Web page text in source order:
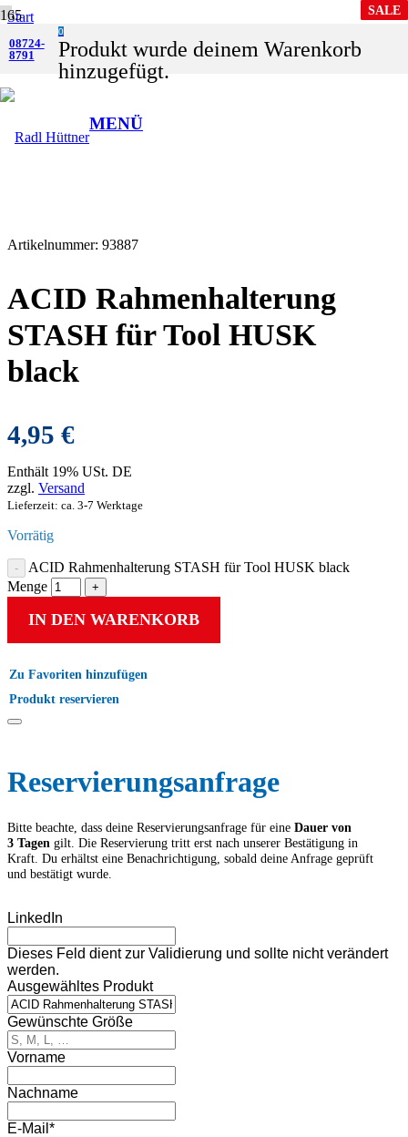
08724-
8791
0
Produktwurde deinem Warenkorb
hinzugefügt.
MENÜ
Start
Shop
Zubehör
Handyhalter
ACID Rahmenhalterung STASH für Tool HUSK black
Artikelnummer: 93887
ACID Rahmenhalterung
STASH für Tool HUSK
black
4,95 €
Enthält 19% USt. DE
zzgl. Versand
Lieferzeit: ca. 3-7 Werktage
Vorrätig
ACID Rahmenhalterung STASH für Tool HUSK black
Menge
IN DEN WARENKORB
Zu Favoriten hinzufügen
Produkt reservieren
Reservierungs­anfrage
Bitte beachte, dass deine Reservierungs­anfrage für eine Dauer von
3 Tagen gilt. Die Reservierung tritt erst nach unserer Bestätigung in
Kraft. Du erhältst eine Benachrichtigung, sobald deine Anfrage geprüft
und bestätigt wurde.
LinkedIn
Dieses Feld dient zur Validierung und sollte nicht verändert
werden.
Ausgewähltes Produkt
Gewünschte Größe
Vorname
Nachname
E-Mail *
SALE
SALE